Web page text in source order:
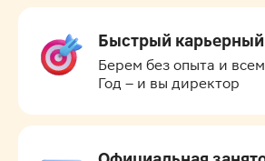
Быстрый карьерный
Берем без опыта и
Год – и вы директор